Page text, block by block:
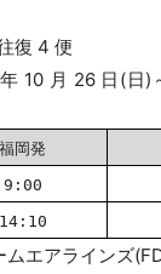
復 4 便
10 月 26 日(日)
福岡発
9:00
14:10
エアラインズ